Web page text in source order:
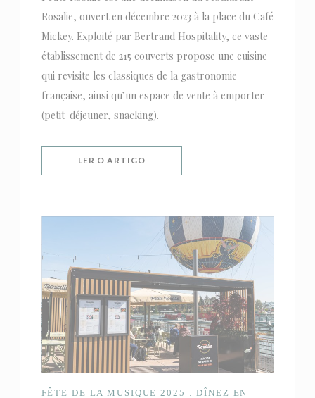
Rosalie, ouvert en décembre 2023 à la place du Café
Mickey. Exploité par Bertrand Hospitality, ce vaste
établissement de 215 couverts propose une cuisine
qui revisite les classiques de la gastronomie
française, ainsi qu’un espace de vente à emporter
(petit-déjeuner, snacking).
LER O ARTIGO((ABRE NUMA NOVA JANELA))
FÊTE DE LA MUSIQUE 2025 : DÎNEZ EN